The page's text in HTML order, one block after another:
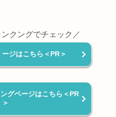
クングでチェック／
ジはこちら＜PR＞
グページはこちら＜PR
＞